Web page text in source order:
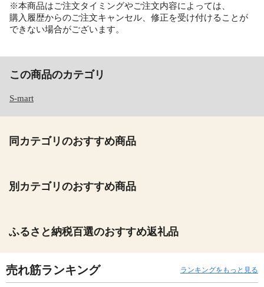
※本商品はご注文タイミングやご注文内容によっては、
購入履歴からのご注文キャンセル、修正を受け付けることが
できない場合がございます。
この商品のカテゴリ
S-mart
同カテゴリのおすすめ商品
別カテゴリのおすすめ商品
ふるさと納税百選のおすすめ返礼品
売れ筋ランキング ランキングをもっと見る